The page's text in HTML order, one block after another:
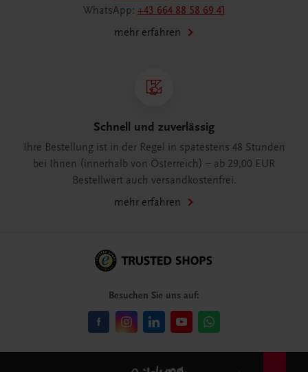
WhatsApp: +43 664 88 58 69 41
mehr erfahren
Schnell und zuverlässig
Ihre Bestellung ist in der Regel in spätestens 48 Stunden
bei Ihnen (innerhalb von Österreich) – ab 29,00 EUR
Bestellwert auch versandkostenfrei.
mehr erfahren
Besuchen Sie uns auf: